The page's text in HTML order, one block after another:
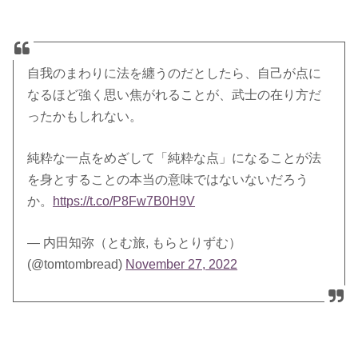
自我のまわりに法を纏うのだとしたら、自己が点に
なるほど強く思い焦がれることが、武士の在り方だ
ったかもしれない。
純粋な一点をめざして「純粋な点」になることが法
を身とすることの本当の意味ではないないだろう
か。
https://t.co/P8Fw7B0H9V
— 内田知弥（とむ旅, もらとりずむ）
(@tomtombread) November 27, 2022